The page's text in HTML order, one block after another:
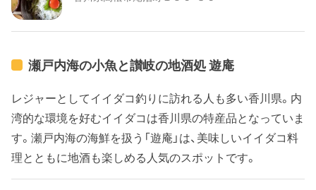
瀬戸内海の小魚と讃岐の地酒処 遊庵
レジャーとしてイイダコ釣りに訪れる人も多い香川県。内
湾的な環境を好むイイダコは香川県の特産品となっていま
す。瀬戸内海の海鮮を扱う「遊庵」は、美味しいイイダコ料
理とともに地酒も楽しめる人気のスポットです。